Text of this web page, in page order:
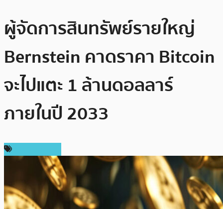
ผู้จัดการสินทรัพย์รายใหญ่
Bernstein คาดราคา Bitcoin
จะไปแตะ 1 ล้านดอลลาร์
ภายในปี 2033